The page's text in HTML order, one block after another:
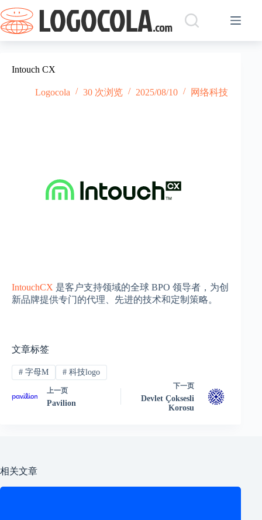
过
内
容
Intouch CX
Logocola 30 次浏览 2025/08/10 网络科技
IntouchCX 是客户支持领域的全球 BPO 领导者，为创
新品牌提供专门的代理、先进的技术和定制策略。
文章标签
#字母M #科技logo
上一页
Pavilion
下一页
Devlet Çoksesli
Korosu
相关文章